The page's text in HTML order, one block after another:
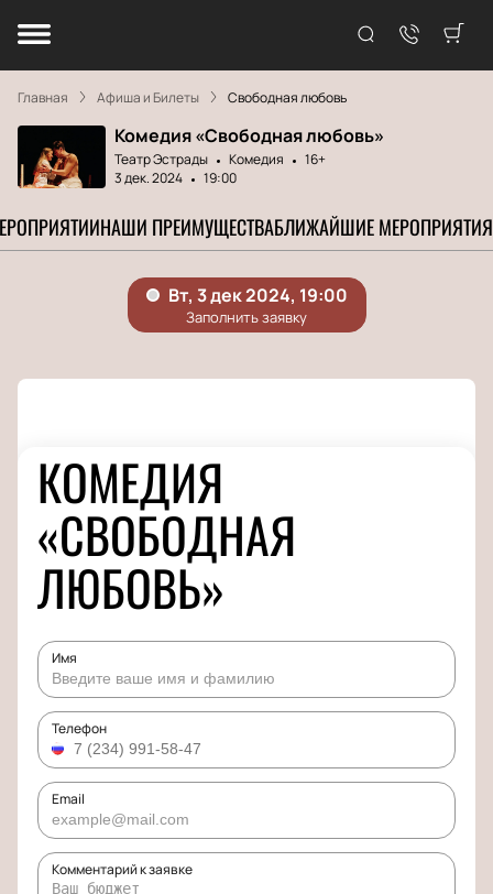
Главная Афиша и Билеты Свободная любовь
Комедия «Свободная любовь»
Театр Эстрады Комедия
16+
3 дек. 2024
19:00
НАШИ ПРЕИМУЩЕСТВАБЛИЖАЙШИЕ МЕРОПРИЯТИЯ
КОМЕДИЯ
«СВОБОДНАЯ
ЛЮБОВЬ»
Имя
Телефон
Email
Комментарий к заявке